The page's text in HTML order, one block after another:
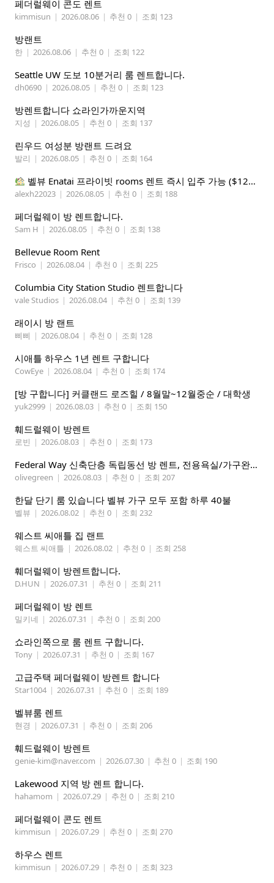
페더럴웨이 콘도 렌트
kimmisun | 2026.08.06 | 추천 0 | 조회 123
방랜트
한 | 2026.08.06 | 추천 0 | 조회 122
Seattle UW 도보 10분거리 룸 렌트합니다.
dh0690 | 2026.08.05 | 추천 0 | 조회 123
방렌트합니다 쇼라인가까운지역
지성 | 2026.08.05 | 추천 0 | 조회 137
린우드 여성분 방랜트 드려요
발리 | 2026.08.05 | 추천 0 | 조회 164
벨뷰 Enatai 프라이빗 rooms 렌트 즉시 입주 가능 ($1200 monthly)
alexh22023 | 2026.08.05 | 추천 0 | 조회 188
페더럴웨이 방 렌트합니다.
Sam H | 2026.08.05 | 추천 0 | 조회 138
Bellevue Room Rent
Frisco | 2026.08.04 | 추천 0 | 조회 225
Columbia City Station Studio 렌트합니다
vale Studios | 2026.08.04 | 추천 0 | 조회 139
래이시 방 랜트
삐삐 | 2026.08.04 | 추천 0 | 조회 128
시애틀 하우스 1년 렌트 구합니다
CowEye | 2026.08.04 | 추천 0 | 조회 174
[방 구합니다] 커클랜드 로즈힐 / 8월말~12월중순 / 대학생
yuk2999 | 2026.08.03 | 추천 0 | 조회 150
훼드럴웨이 방렌트
로빈 | 2026.08.03 | 추천 0 | 조회 173
Federal Way 신축단층 독립동선 방 렌트, 전용욕실/가구완비 (여자분)
olivegreen | 2026.08.03 | 추천 0 | 조회 207
한달 단기 룸 있습니다 벨뷰 가구 모두 포함 하루 40불
벨뷰 | 2026.08.02 | 추천 0 | 조회 232
웨스트 씨애틀 집 랜트
웨스트 씨애틀 | 2026.08.02 | 추천 0 | 조회 258
훼더럴웨이 방렌트합니다.
D.HUN | 2026.07.31 | 추천 0 | 조회 211
페더럴웨이 방 렌트
밀키네 | 2026.07.31 | 추천 0 | 조회 200
쇼라인쪽으로 룸 렌트 구합니다.
Tony | 2026.07.31 | 추천 0 | 조회 167
고급주택 페더럴웨이 방렌트 합니다
Star1004 | 2026.07.31 | 추천 0 | 조회 189
벨뷰룸 렌트
현경 | 2026.07.31 | 추천 0 | 조회 206
훼드럴웨이 방렌트
genie-kim@naver.com | 2026.07.30 | 추천 0 | 조회 190
Lakewood 지역 방 렌트 합니다.
hahamom | 2026.07.29 | 추천 0 | 조회 210
페더럴웨이 콘도 렌트
kimmisun | 2026.07.29 | 추천 0 | 조회 270
하우스 렌트
kimmisun | 2026.07.29 | 추천 0 | 조회 323